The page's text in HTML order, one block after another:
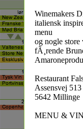
Winemakers
italiensk
menu
og nogle store
fÃ¸rende
Restaurant
Assensvej
5642 Millinge
MENU &